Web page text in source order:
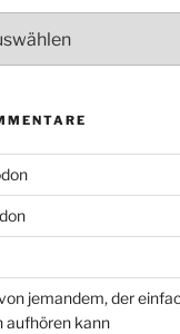
jemandem, der
aufhören kann